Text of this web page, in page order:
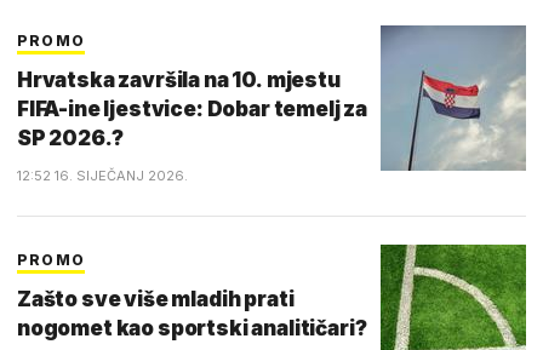
PROMO
Hrvatska završila na 10. mjestu
FIFA-ine ljestvice: Dobar temelj za
SP 2026.?
12:52 16. SIJEČANJ 2026.
PROMO
Zašto sve više mladih prati
nogomet kao sportski analitičari?